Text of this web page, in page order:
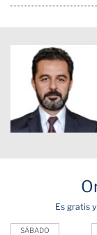
Es gratis
SÁBADO